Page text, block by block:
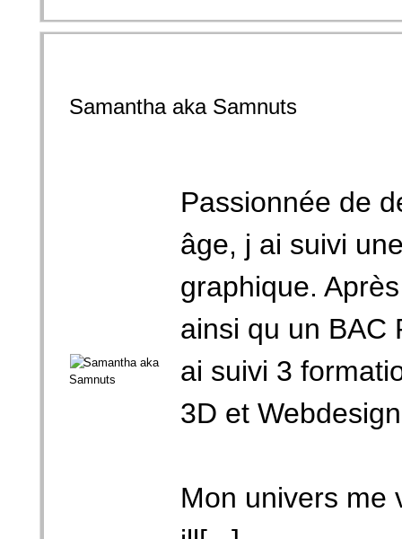
Samantha aka Samnuts
Passionnée de
âge, j ai suivi
graphique.
ainsi qu un BAC
ai suivi 3
3D et
Mon univers me